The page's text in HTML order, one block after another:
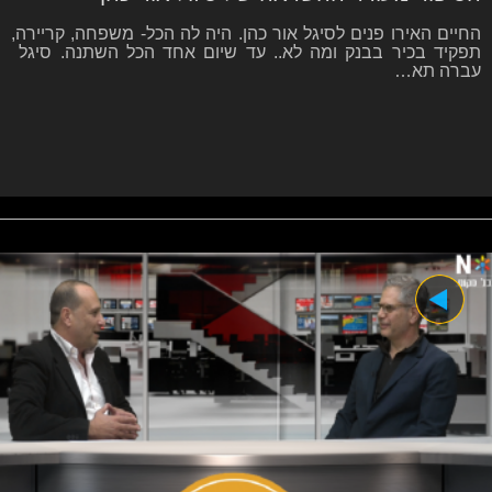
החיים האירו פנים לסיגל אור כהן. היה לה הכל- משפחה, קריירה,
תפקיד בכיר בבנק ומה לא.. עד שיום אחד הכל השתנה. סיגל
עברה תא…